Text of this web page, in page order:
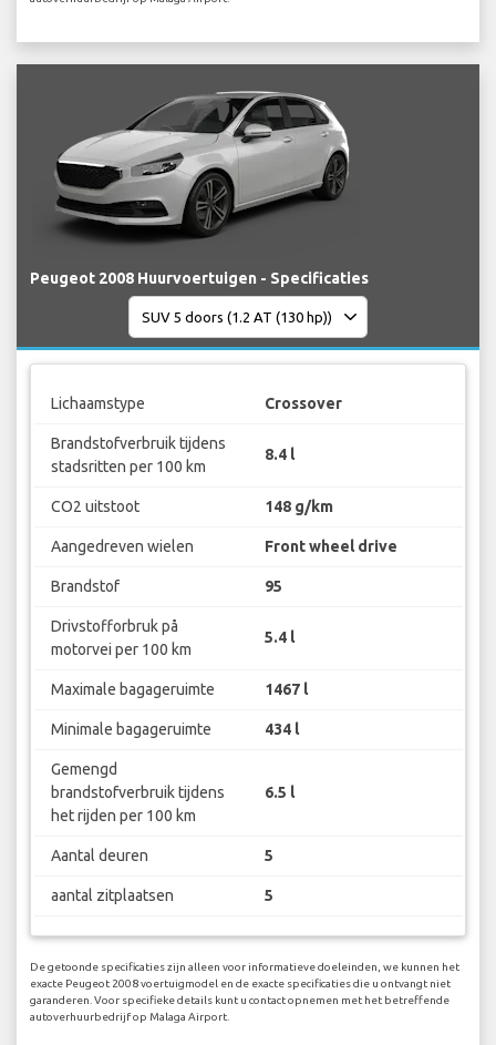
Peugeot 2008 Huurvoertuigen - Specificaties
Lichaamstype Crossover
Brandstofverbruik tijdens
stadsritten per 100 km
8.4 l
CO2 uitstoot 148 g/km
Aangedreven wielen Front wheel drive
Brandstof 95
Drivstofforbruk på
motorvei per 100 km
5.4 l
Maximale bagageruimte 1467 l
Minimale bagageruimte 434 l
Gemengd
brandstofverbruik tijdens
het rijden per 100 km
6.5 l
Aantal deuren 5
aantal zitplaatsen 5
De getoonde specificaties zijn alleen voor informatieve doeleinden, we kunnen het
exacte Peugeot 2008 voertuigmodel en de exacte specificaties die u ontvangt niet
garanderen. Voor specifieke details kunt u contact opnemen met het betreffende
autoverhuurbedrijf op Malaga Airport.